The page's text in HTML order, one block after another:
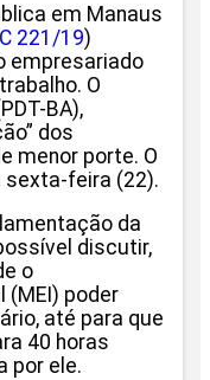
em Manaus
221/19)
empresariado
O
BA),
dos
menor porte. O
sexta-feira (22).
da
discutir,
o
(MEI) poder
até para que
40 horas
por ele.